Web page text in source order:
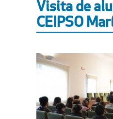
Visita de
CEIPSO